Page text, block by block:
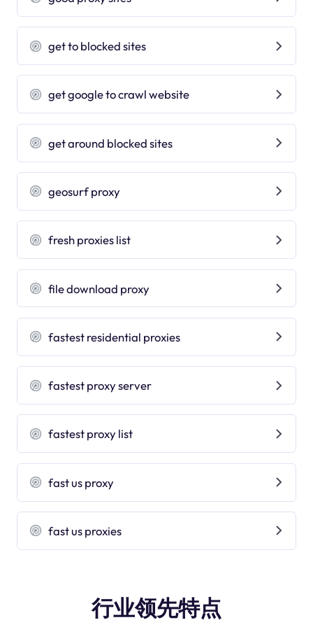
get to blocked sites
get google to crawl website
get around blocked sites
geosurf proxy
fresh proxies list
file download proxy
fastest residential proxies
fastest proxy server
fastest proxy list
fast us proxy
fast us proxies
行业领先特点